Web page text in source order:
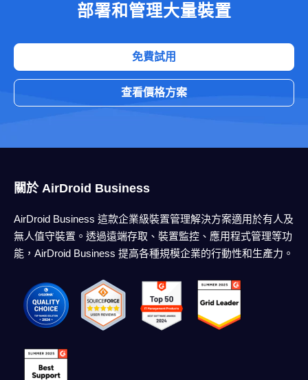
部署和管理大量裝置
免費試用
查看價格方案
關於 AirDroid Business
AirDroid Business 這款企業級裝置管理解決方案適用於有人及
無人值守裝置。透過遠端存取、裝置監控、應用程式管理等功
能，AirDroid Business 提高各種規模企業的行動性和生產力。